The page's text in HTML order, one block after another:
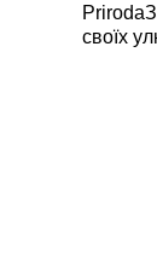
своїх